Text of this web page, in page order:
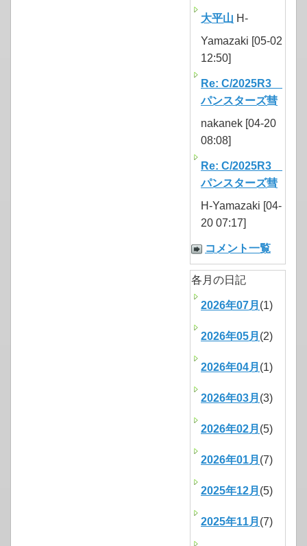
大平山 H-
Yamazaki [05-02
12:50]
Re: C/2025R3
パンスターズ彗
nakanek [04-20
08:08]
Re: C/2025R3
パンスターズ彗
H-Yamazaki [04-
20 07:17]
コメント一覧
各月の日記
2026年07月 (1)
2026年05月 (2)
2026年04月 (1)
2026年03月 (3)
2026年02月 (5)
2026年01月 (7)
2025年12月 (5)
2025年11月 (7)